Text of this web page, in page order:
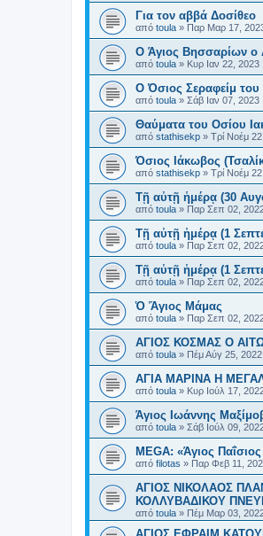
Για τον αββά Δοσίθεο
από toula » Παρ Μαρ 17,
Ο Άγιος Βησσαρίων ο
από toula » Κυρ Ιαν 22, 2023
Ο Όσιος Σεραφείμ του
από toula » Σάβ Ιαν 07, 2023
Θαύματα του Οσίου
από stathisekp » Τρί Νοέμ
Όσιος Ιάκωβος
από stathisekp » Τρί Νοέμ
Τῇ αὐτῇ ἡμέρᾳ (30
από toula » Παρ Σεπ 02,
Τῇ αὐτῇ ἡμέρᾳ (1
από toula » Παρ Σεπ 02,
Τῇ αὐτῇ ἡμέρᾳ (1
από toula » Παρ Σεπ 02,
Ὁ Ἅγιος Μάμας
από toula » Παρ Σεπ 02,
ΑΓΙΟΣ ΚΟΣΜΑΣ Ο
από toula » Πέμ Αύγ 25,
ΑΓΙΑ ΜΑΡΙΝΑ Η
από toula » Κυρ Ιούλ 17,
Άγιος Ιωάννης
από toula » Σάβ Ιούλ 09,
MEGA: «Άγιος
από filotas » Παρ Φεβ 11,
ΑΓΙΟΣ ΝΙΚΟΛΑΟΣ
ΚΟΛΛΥΒΑΔΙΚΟΥ
από toula » Πέμ Μαρ 03,